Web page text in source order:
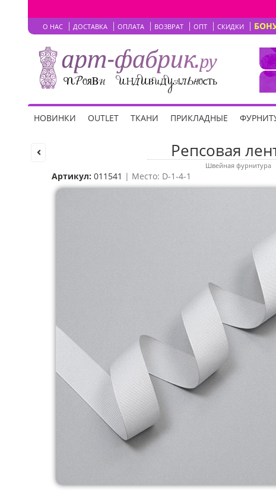
О НАС ДОСТАВКА ОПЛАТА ВОЗВРАТ ОПТ СКИДКИ
НОВИНКИ OUTLET ТКАНИ ПРИКЛАДНЫЕ
Репсовая
Швейная фурнитура
Артикул: 011541 | Место: D-1-4-1